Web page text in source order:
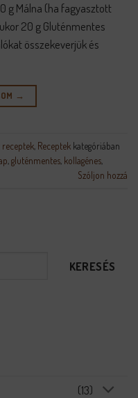
g Málna (ha fagyasztott
20 g Gluténmentes
összekeverjük és
→
, Receptek kategóriában
,gluténmentes, kollagénes,
Szóljon hozzá
KERESÉS
(13)